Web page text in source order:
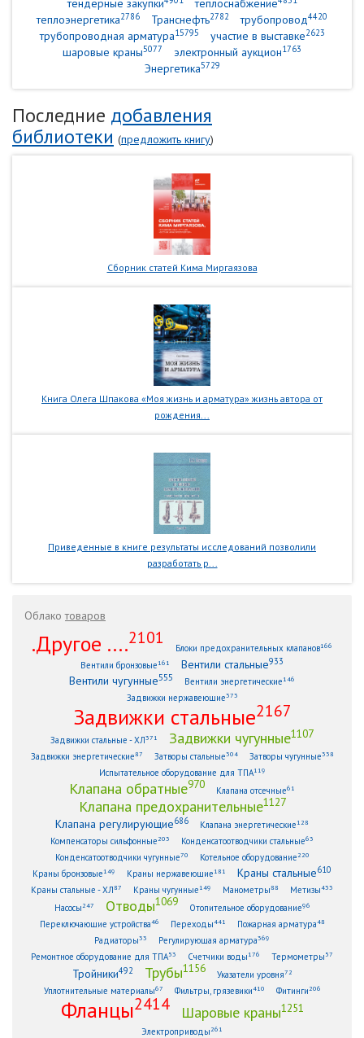
тендерные закупки теплоснабжение
теплоэнергетика2786 Транснефть2782 трубопровод4420
трубопроводная арматура15795 участие в выставке2623
шаровые краны5077 электронный аукцион1763
Энергетика5729
Последние добавления
библиотеки (предложить книгу)
Сборник статей Кима Миргаязова
Книга Олега Шпакова «Моя жизнь и арматура» жизнь автора от
рождения...
Приведенные в книге результаты исследований позволили
разработать р...
Облакотоваров
.Другое ....2101
Блоки предохранительных клапанов166
Вентили бронзовые161 Вентили стальные933
Вентили чугунные555 Вентили энергетические146
Задвижки нержавеющие373
Задвижки стальные2167
Задвижки стальные - ХЛ371 Задвижки чугунные1107
Задвижки энергетические87 Затворы стальные304 Затворы чугунные338
Испытательное оборудование для ТПА119
Клапана обратные970 Клапана отсечные61
Клапана предохранительные1127
Клапана регулирующие686 Клапана энергетические128
Компенсаторы сильфонные 203 Конденсатоотводчики стальные63
Конденсатоотводчики чугунные70 Котельное оборудование 220
Краны бронзовые149 Краны нержавеющие181 Краны стальные610
Краны стальные - ХЛ87 Краны чугунные149 Манометры88 Метизы433
Насосы 247 Отводы1069 Отопительное оборудование96
Переключающие устройства46 Переходы441 Пожарная арматура48
Радиаторы33 Регулирующая арматура369
Ремонтное оборудование для ТПА53 Счетчики воды176 Термометры 57
Тройники492 Трубы1156 Указатели уровня72
Уплотнительные материалы67 Фильтры, грязевики410 Фитинги 206
Фланцы2414 Шаровые краны1251
Электроприводы 261